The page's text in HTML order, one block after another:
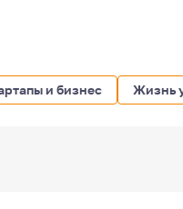
и бизнес Жизнь